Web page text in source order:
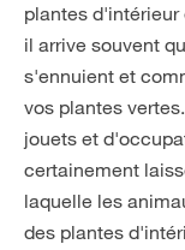
plantes d'intérieur
il arrive souvent
s'ennuient et
vos plantes
jouets et
certainement
laquelle les
des plantes